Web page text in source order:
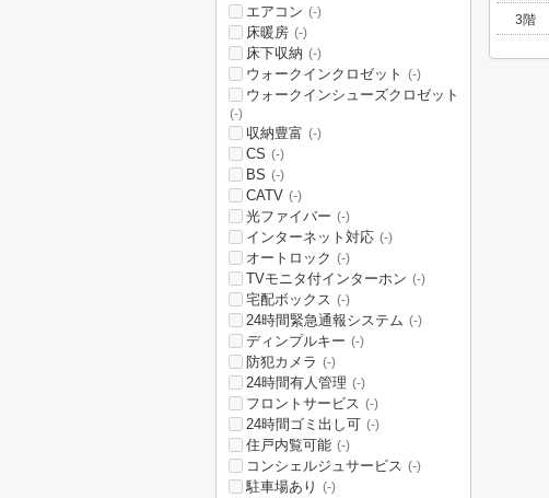
3階
エアコン (-)
床暖房 (-)
床下収納 (-)
ウォークインクロゼット (-)
ウォークインシューズクロゼット
(-)
収納豊富 (-)
CS (-)
BS (-)
CATV (-)
光ファイバー (-)
インターネット対応 (-)
オートロック (-)
TVモニタ付インターホン (-)
宅配ボックス (-)
24時間緊急通報システム (-)
ディンプルキー (-)
防犯カメラ (-)
24時間有人管理 (-)
フロントサービス (-)
24時間ゴミ出し可 (-)
住戸内覧可能 (-)
コンシェルジュサービス (-)
駐車場あり (-)